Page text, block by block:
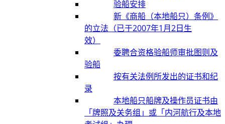
验船安排
新《商船（本地船只）条例》
的立法（已于2007年1月2日生
效）
委聘合资格验船师审批图则及
验船
按有关法例所发出的证书和纪
录
本地船只船牌及操作员证书由
「牌照及关务组」或「内河航行及本地